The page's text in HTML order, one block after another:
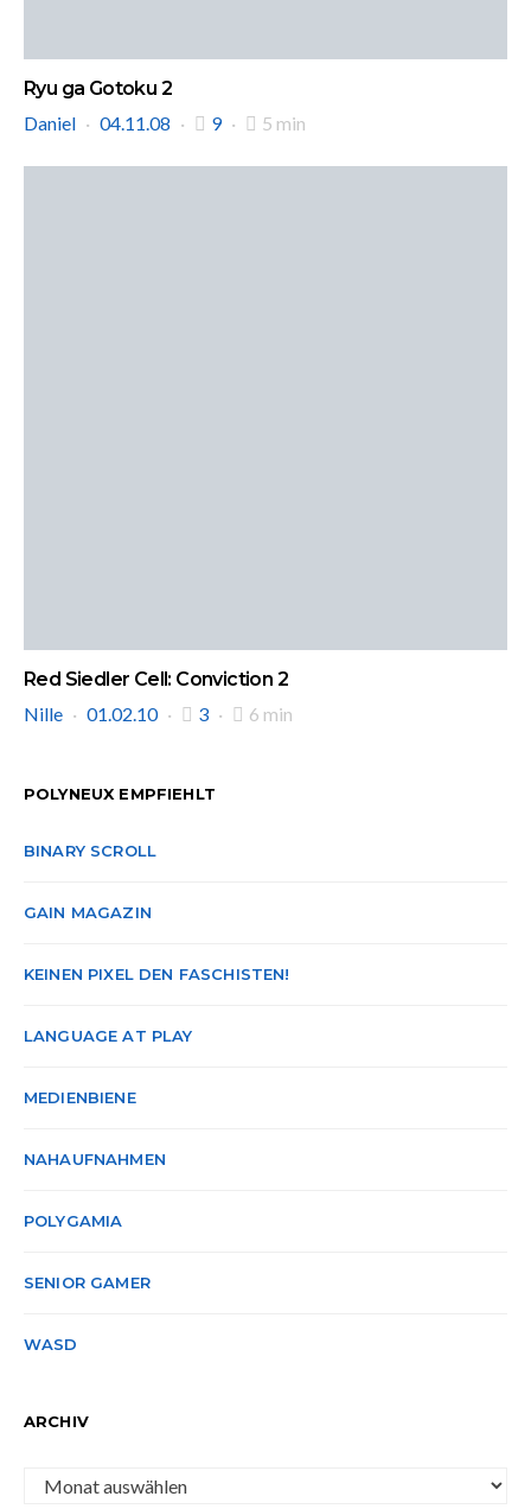
Ryu ga Gotoku 2
Daniel
04.11.08 9 5 min
Red Siedler Cell: Conviction 2
Nille
01.02.10 3 6 min
POLYNEUX EMPFIEHLT
BINARY SCROLL
GAIN MAGAZIN
KEINEN PIXEL DEN FASCHISTEN!
LANGUAGE AT PLAY
MEDIENBIENE
NAHAUFNAHMEN
POLYGAMIA
SENIOR GAMER
WASD
ARCHIV
Archiv